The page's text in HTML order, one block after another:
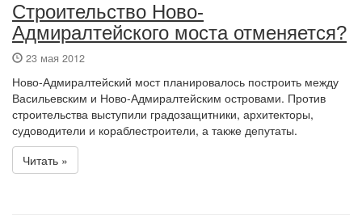
Строительство Ново-
Адмиралтейского моста отменяется?
23 мая 2012
Ново-Адмиралтейский мост планировалось построить между
Васильевским и Ново-Адмиралтейским островами. Против
строительства выступили градозащитники, архитекторы,
судоводители и кораблестроители, а также депутаты.
Читать »